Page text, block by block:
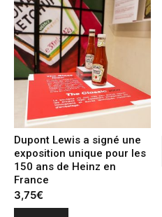
Dupont Lewis a signé une
exposition unique pour les
150 ans de Heinz en
France
3,75€